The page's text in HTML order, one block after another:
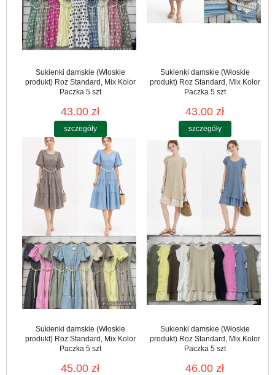
Sukienki damskie (Włoskie
produkt) Roz Standard, Mix Kolor
Paczka 5 szt
43.00 zł
szczegóły
Sukienki damskie (Włoskie
produkt) Roz Standard, Mix Kolor
Paczka 5 szt
43.00 zł
szczegóły
Sukienki damskie (Włoskie
produkt) Roz Standard, Mix Kolor
Paczka 5 szt
45.00 zł
Sukienki damskie (Włoskie
produkt) Roz Standard, Mix Kolor
Paczka 5 szt
46.00 zł